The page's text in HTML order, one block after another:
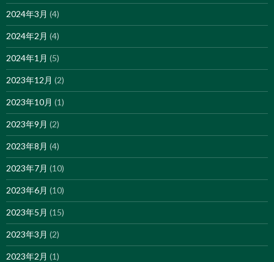
2024年3月 (4)
2024年2月 (4)
2024年1月 (5)
2023年12月 (2)
2023年10月 (1)
2023年9月 (2)
2023年8月 (4)
2023年7月 (10)
2023年6月 (10)
2023年5月 (15)
2023年3月 (2)
2023年2月 (1)